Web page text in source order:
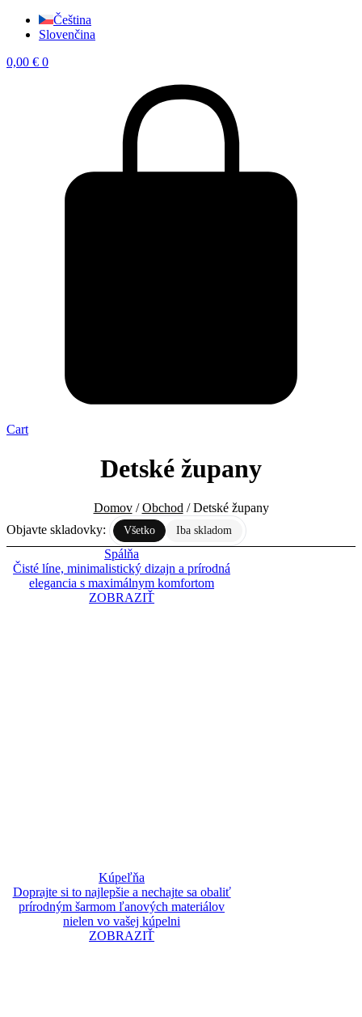
Čeština
Slovenčina
0,00 € 0
Cart
Detské župany
Domov/Obchod/ Detské župany
Objavte skladovky:
Všetko Iba skladom
Spálňa
Čisté líne, minimalistický dizajn a prírodná
elegancia s maximálnym komfortom
ZOBRAZIŤ
Kúpeľňa
Doprajte si to najlepšie a nechajte sa obaliť
prírodným šarmom ľanových materiálov
nielen vo vašej kúpelni
ZOBRAZIŤ